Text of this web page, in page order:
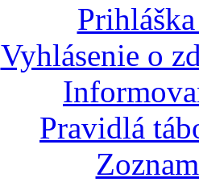
Vyhlásenie o
Pravidlá